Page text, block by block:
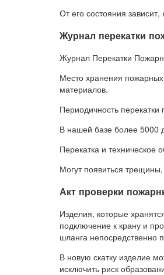
От его состояния
Журнал перекатки
Журнал Перекатки
Место хранения
материалов.
Периодичность
В нашей базе более 5000
Перекатка и техническое
Могут появиться трещины,
Акт проверки
Изделия, которые
подключение к крану и
шланга непосредственно
В новую скатку изделие
исключить риск